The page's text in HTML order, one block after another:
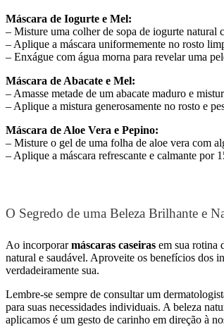
Máscara de Iogurte e Mel:
– Misture uma colher de sopa de iogurte natural
– Aplique a máscara uniformemente no rosto
– Enxágue com água morna para revelar uma
Máscara de Abacate e Mel:
– Amasse metade de um abacate maduro e
– Aplique a mistura generosamente no rosto e
Máscara de Aloe Vera e Pepino:
– Misture o gel de uma folha de aloe vera com
– Aplique a máscara refrescante e calmante por
O Segredo de uma Beleza Brilhante e
Ao incorporarmáscaras caseiras em sua rotina
natural e saudável. Aproveite os benefícios dos
verdadeiramente sua.
Lembre-se sempre de consultar um
para suas necessidades individuais. A beleza
aplicamos é um gesto de carinho em direção à